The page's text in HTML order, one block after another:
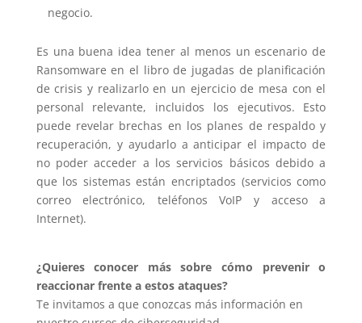
negocio.
Es una buena idea tener al menos un escenario de
Ransomware en el libro de jugadas de planificación
de crisis y realizarlo en un ejercicio de mesa con el
personal relevante, incluidos los ejecutivos. Esto
puede revelar brechas en los planes de respaldo y
recuperación, y ayudarlo a anticipar el impacto de
no poder acceder a los servicios básicos debido a
que los sistemas están encriptados (servicios como
correo electrónico, teléfonos VoIP y acceso a
Internet).
¿Quieres conocer más sobre cómo prevenir o
reaccionar frente a estos ataques?
Te invitamos a que conozcas más información en